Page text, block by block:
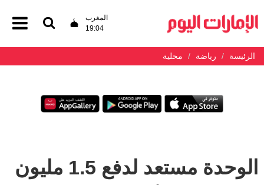
المغرب
19:04
الرئيسة رياضة محلية
الوحدة مستعد لدفع 1.5 مليون